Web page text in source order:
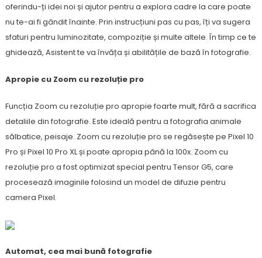
oferindu-ți idei noi și ajutor pentru a explora cadre la care poate
nu te-ai fi gândit înainte. Prin instrucțiuni pas cu pas, îți va sugera
sfaturi pentru luminozitate, compoziție și multe altele. În timp ce te
ghidează, Asistent te va învăța și abilitățile de bază în fotografie.
Apropie cu Zoom cu rezoluție pro
Funcția Zoom cu rezoluție pro apropie foarte mult, fără a sacrifica
detaliile din fotografie. Este ideală pentru a fotografia animale
sălbatice, peisaje. Zoom cu rezoluție pro se regăsește pe Pixel 10
Pro și Pixel 10 Pro XL și poate apropia până la 100x. Zoom cu
rezoluție pro a fost optimizat special pentru Tensor G5, care
procesează imaginile folosind un model de difuzie pentru
camera Pixel.
Automat, cea mai bună fotografie